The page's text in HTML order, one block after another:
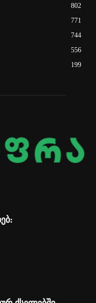
802
771
744
556
199